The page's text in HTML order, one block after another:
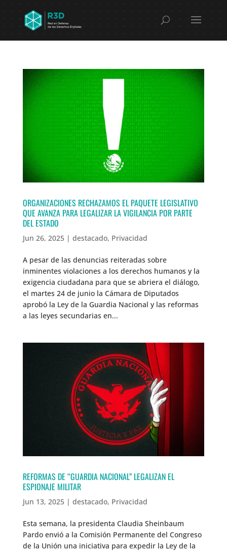
ORGANIZACIONES RECHAZAMOS EL PAQUETE LEGISLATIVO
QUE AVANZA PARA LEGALIZAR LA VIGILANCIA POR PARTE
DEL ESTADO
Jun 26, 2025| destacado, Privacidad
A pesar de las denuncias reiteradas sobre
inminentes violaciones a los derechos humanos y la
exigencia ciudadana para que se abriera el diálogo,
el martes 24 de junio la Cámara de Diputados
aprobó la Ley de la Guardia Nacional y las reformas
a las leyes secundarias en...
REFORMAS DE “GUARDIA NACIONAL” LEGALIZAN EL
ESPIONAJE MILITAR
Jun 13, 2025| destacado, Privacidad
Esta semana, la presidenta Claudia Sheinbaum
Pardo envió a la Comisión Permanente del Congreso
de la Unión una iniciativa para expedir la Ley de la